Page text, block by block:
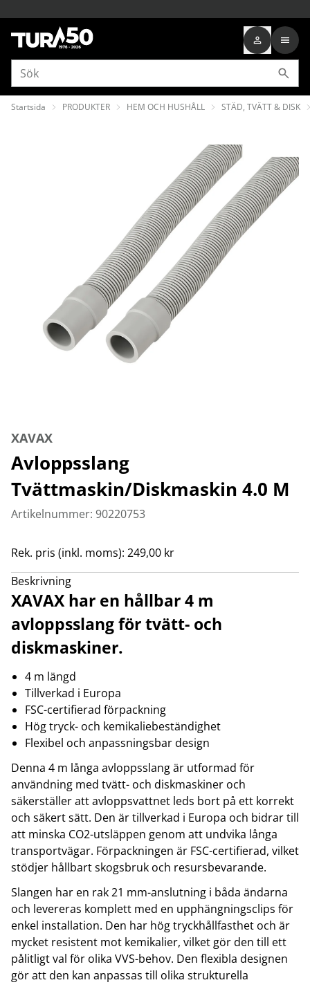
Startsida PRODUKTER HEM OCH HUSHÅLL STÄD, TVÄTT & DISK
XAVAX
Avloppsslang
Tvättmaskin/Diskmaskin 4.0 M
Artikelnummer: 90220753
Rek. pris (inkl. moms): 249,00 kr
Beskrivning
XAVAX har en hållbar 4 m
avloppsslang för tvätt- och
diskmaskiner.
4 m längd
Tillverkad i Europa
FSC-certifierad förpackning
Hög tryck- och kemikaliebeständighet
Flexibel och anpassningsbar design
Denna 4 m långa avloppsslang är utformad för
användning med tvätt- och diskmaskiner och
säkerställer att avloppsvattnet leds bort på ett korrekt
och säkert sätt. Den är tillverkad i Europa och bidrar till
att minska CO2-utsläppen genom att undvika långa
transportvägar. Förpackningen är FSC-certifierad, vilket
stödjer hållbart skogsbruk och resursbevarande.
Slangen har en rak 21 mm-anslutning i båda ändarna
och levereras komplett med en upphängningsclips för
enkel installation. Den har hög tryckhållfasthet och är
mycket resistent mot kemikalier, vilket gör den till ett
pålitligt val för olika VVS-behov. Den flexibla designen
gör att den kan anpassas till olika strukturella